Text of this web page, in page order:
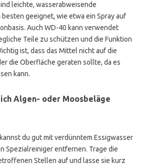
leichte, wasserabweisende
besten geeignet, wie etwa ein Spray auf
Auch WD-40 kann verwendet
Teile zu schützen und die Funktion
ist, dass das Mittel nicht auf die
die Oberfläche geraten sollte, da es
kann.
Algen- oder Moosbeläge
du gut mit verdünntem Essigwasser
Spezialreiniger entfernen. Trage die
Stellen auf und lasse sie kurz